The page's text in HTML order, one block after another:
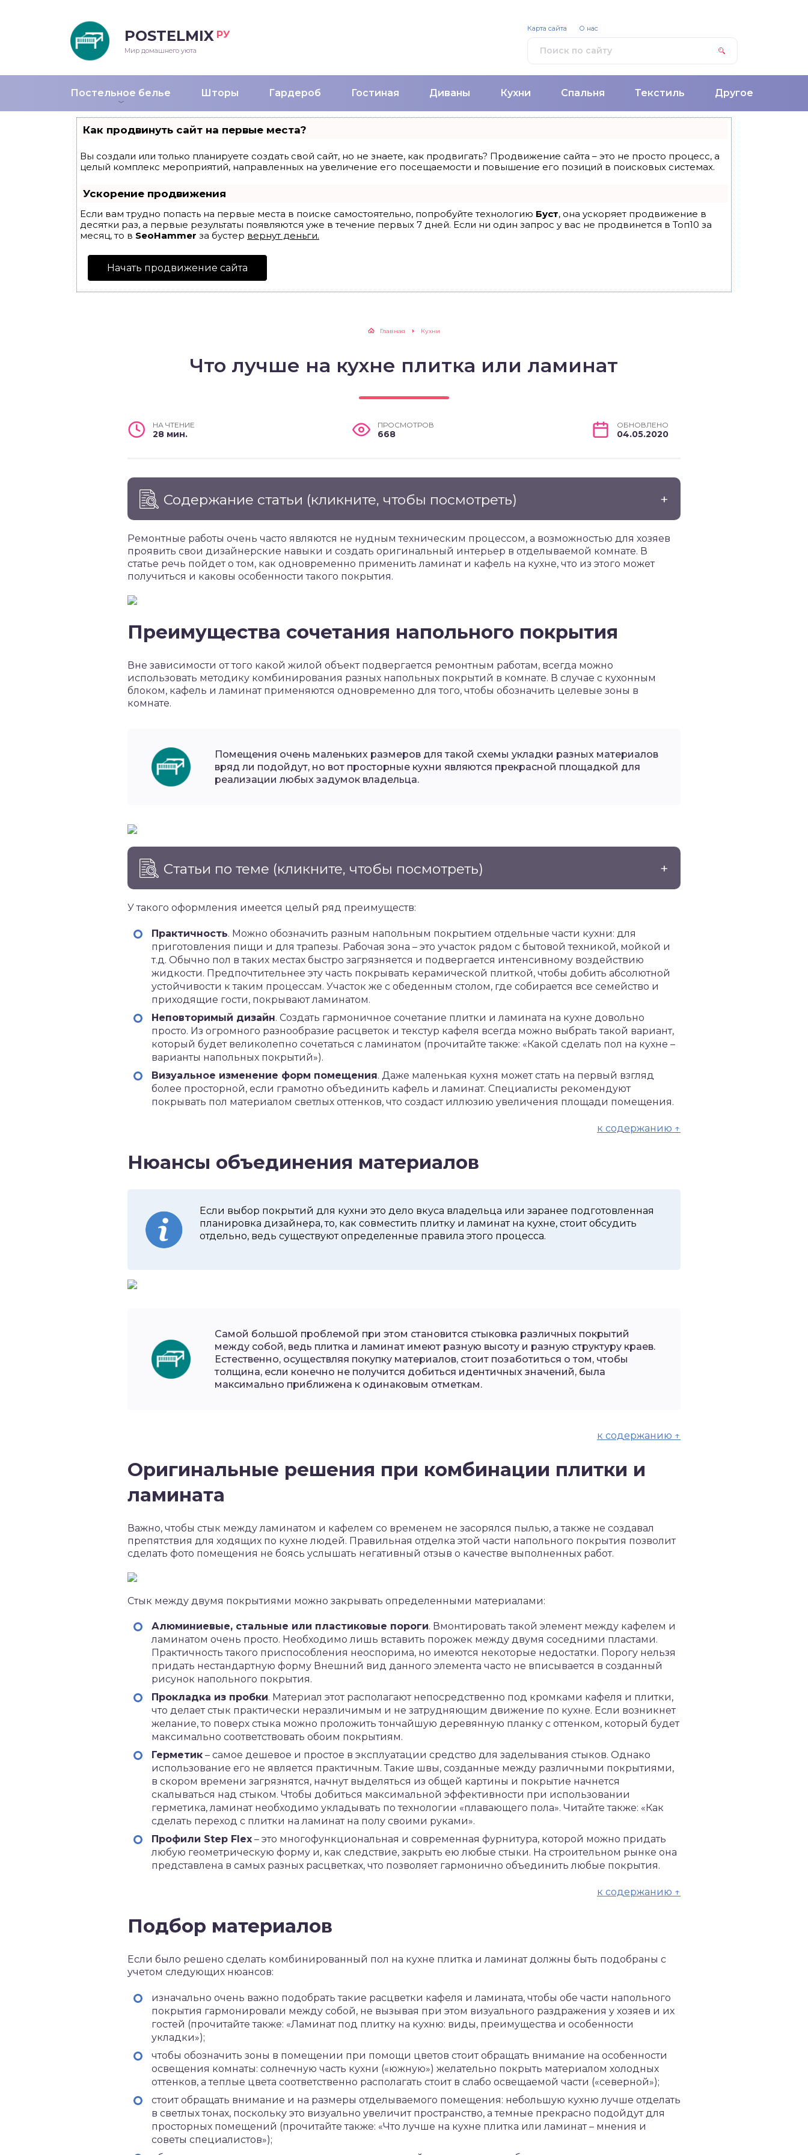
POSTELMIX РУ
Мир домашнего уюта
Постельное белье Шторы Гардероб Гостиная Диваны Кухни Спальня Текстиль Другое
Карта сайта О нас
Как продвинуть сайт на первые места?
Вы создали или только планируете создать свой сайт, но не знаете, как продвигать? Продвижение сайта – это не просто процесс, а
целый комплекс мероприятий, направленных на увеличение его посещаемости и повышение его позиций в поисковых системах.
Ускорение продвижения
Если вам трудно попасть на первые места в поиске самостоятельно, попробуйте технологию Буст, она ускоряет продвижение в
десятки раз, а первые результаты появляются уже в течение первых 7 дней. Если ни один запрос у вас не продвинется в Топ10 за
месяц, то в SeoHammer за бустер вернут деньги.
Начать продвижение сайта
Главная Кухни
Что лучше на кухне плитка или ламинат
НА ЧТЕНИЕ
28 мин.
ПРОСМОТРОВ
668
ОБНОВЛЕНО
04.05.2020
Содержание статьи (кликните, чтобы посмотреть)
Ремонтные работы очень часто являются не нудным техническим процессом, а возможностью для хозяев
проявить свои дизайнерские навыки и создать оригинальный интерьер в отделываемой комнате. В
статье речь пойдет о том, как одновременно применить ламинат и кафель на кухне, что из этого может
получиться и каковы особенности такого покрытия.
Преимущества сочетания напольного покрытия
Вне зависимости от того какой жилой объект подвергается ремонтным работам, всегда можно
использовать методику комбинирования разных напольных покрытий в комнате. В случае с кухонным
блоком, кафель и ламинат применяются одновременно для того, чтобы обозначить целевые зоны в
комнате.
Помещения очень маленьких размеров для такой схемы укладки разных материалов
вряд ли подойдут, но вот просторные кухни являются прекрасной площадкой для
реализации любых задумок владельца.
Статьи по теме (кликните, чтобы посмотреть)
У такого оформления имеется целый ряд преимуществ:
Практичность. Можно обозначить разным напольным покрытием отдельные части кухни: для
приготовления пищи и для трапезы. Рабочая зона – это участок рядом с бытовой техникой, мойкой и
т.д. Обычно пол в таких местах быстро загрязняется и подвергается интенсивному воздействию
жидкости. Предпочтительнее эту часть покрывать керамической плиткой, чтобы добить абсолютной
устойчивости к таким процессам. Участок же с обеденным столом, где собирается все семейство и
приходящие гости, покрывают ламинатом.
Неповторимый дизайн. Создать гармоничное сочетание плитки и ламината на кухне довольно
просто. Из огромного разнообразие расцветок и текстур кафеля всегда можно выбрать такой вариант,
который будет великолепно сочетаться с ламинатом (прочитайте также: «Какой сделать пол на кухне –
варианты напольных покрытий»).
Визуальное изменение форм помещения. Даже маленькая кухня может стать на первый взгляд
более просторной, если грамотно объединить кафель и ламинат. Специалисты рекомендуют
покрывать пол материалом светлых оттенков, что создаст иллюзию увеличения площади помещения.
к содержанию ↑
Нюансы объединения материалов
Если выбор покрытий для кухни это дело вкуса владельца или заранее подготовленная
планировка дизайнера, то, как совместить плитку и ламинат на кухне, стоит обсудить
отдельно, ведь существуют определенные правила этого процесса.
Самой большой проблемой при этом становится стыковка различных покрытий
между собой, ведь плитка и ламинат имеют разную высоту и разную структуру краев.
Естественно, осуществляя покупку материалов, стоит позаботиться о том, чтобы
толщина, если конечно не получится добиться идентичных значений, была
максимально приближена к одинаковым отметкам.
к содержанию ↑
Оригинальные решения при комбинации плитки и
ламината
Важно, чтобы стык между ламинатом и кафелем со временем не засорялся пылью, а также не создавал
препятствия для ходящих по кухне людей. Правильная отделка этой части напольного покрытия позволит
сделать фото помещения не боясь услышать негативный отзыв о качестве выполненных работ.
Стык между двумя покрытиями можно закрывать определенными материалами:
Алюминиевые, стальные или пластиковые пороги. Вмонтировать такой элемент между кафелем и
ламинатом очень просто. Необходимо лишь вставить порожек между двумя соседними пластами.
Практичность такого приспособления неоспорима, но имеются некоторые недостатки. Порогу нельзя
придать нестандартную форму Внешний вид данного элемента часто не вписывается в созданный
рисунок напольного покрытия.
Прокладка из пробки. Материал этот располагают непосредственно под кромками кафеля и плитки,
что делает стык практически неразличимым и не затрудняющим движение по кухне. Если возникнет
желание, то поверх стыка можно проложить тончайшую деревянную планку с оттенком, который будет
максимально соответствовать обоим покрытиям.
Герметик – самое дешевое и простое в эксплуатации средство для заделывания стыков. Однако
использование его не является практичным. Такие швы, созданные между различными покрытиями,
в скором времени загрязнятся, начнут выделяться из общей картины и покрытие начнется
скалываться над стыком. Чтобы добиться максимальной эффективности при использовании
герметика, ламинат необходимо укладывать по технологии «плавающего пола». Читайте также: «Как
сделать переход с плитки на ламинат на полу своими руками».
Профили Step Flex – это многофункциональная и современная фурнитура, которой можно придать
любую геометрическую форму и, как следствие, закрыть ею любые стыки. На строительном рынке она
представлена в самых разных расцветках, что позволяет гармонично объединить любые покрытия.
к содержанию ↑
Подбор материалов
Если было решено сделать комбинированный пол на кухне плитка и ламинат должны быть подобраны с
учетом следующих нюансов:
изначально очень важно подобрать такие расцветки кафеля и ламината, чтобы обе части напольного
покрытия гармонировали между собой, не вызывая при этом визуального раздражения у хозяев и их
гостей (прочитайте также: «Ламинат под плитку на кухню: виды, преимущества и особенности
укладки»);
чтобы обозначить зоны в помещении при помощи цветов стоит обращать внимание на особенности
освещения комнаты: солнечную часть кухни («южную») желательно покрыть материалом холодных
оттенков, а теплые цвета соответственно располагать стоит в слабо освещаемой части («северной»);
стоит обращать внимание и на размеры отделываемого помещения: небольшую кухню лучше отделать
в светлых тонах, поскольку это визуально увеличит пространство, а темные прекрасно подойдут для
просторных помещений (прочитайте также: «Что лучше на кухне плитка или ламинат – мнения и
советы специалистов»);